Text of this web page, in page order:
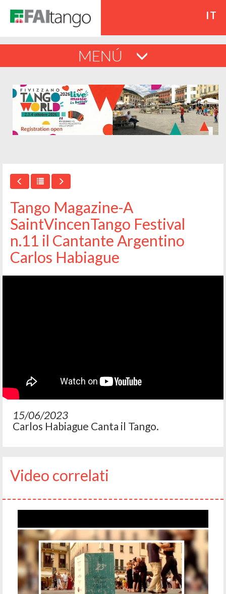
IT
MENÚ
Tango Magazine-A
SaintVincenTango Festival
n.11 il Cantante Argentino
Carlos Habiague
15/06/2023
Carlos Habiague Canta il Tango.
Video correlati